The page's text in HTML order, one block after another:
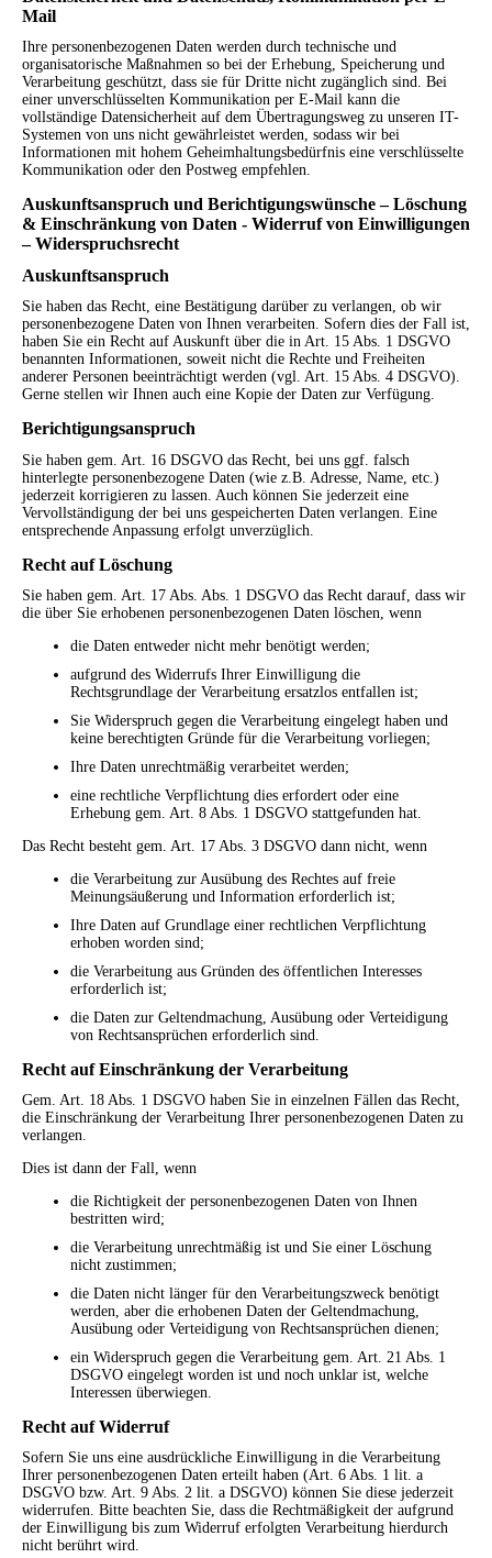
Mail
Ihre personenbezogenen Daten werden durch technische und
organisatorische Maßnahmen so bei der Erhebung, Speicherung und
Verarbeitung geschützt, dass sie für Dritte nicht zugänglich sind. Bei
einer unverschlüsselten Kommunikation per E-Mail kann die
vollständige Datensicherheit auf dem Übertragungsweg zu unseren IT-
Systemen von uns nicht gewährleistet werden, sodass wir bei
Informationen mit hohem Geheimhaltungsbedürfnis eine verschlüsselte
Kommunikation oder den Postweg empfehlen.
Auskunftsanspruch und Berichtigungswünsche – Löschung
& Einschränkung von Daten - Widerruf von Einwilligungen
– Widerspruchsrecht
Auskunftsanspruch
Sie haben das Recht, eine Bestätigung darüber zu verlangen, ob wir
personenbezogene Daten von Ihnen verarbeiten. Sofern dies der Fall ist,
haben Sie ein Recht auf Auskunft über die in Art. 15 Abs. 1 DSGVO
benannten Informationen, soweit nicht die Rechte und Freiheiten
anderer Personen beeinträchtigt werden (vgl. Art. 15 Abs. 4 DSGVO).
Gerne stellen wir Ihnen auch eine Kopie der Daten zur Verfügung.
Berichtigungsanspruch
Sie haben gem. Art. 16 DSGVO das Recht, bei uns ggf. falsch
hinterlegte personenbezogene Daten (wie z.B. Adresse, Name, etc.)
jederzeit korrigieren zu lassen. Auch können Sie jederzeit eine
Vervollständigung der bei uns gespeicherten Daten verlangen. Eine
entsprechende Anpassung erfolgt unverzüglich.
Recht auf Löschung
Sie haben gem. Art. 17 Abs. Abs. 1 DSGVO das Recht darauf, dass wir
die über Sie erhobenen personenbezogenen Daten löschen, wenn
die Daten entweder nicht mehr benötigt werden;
aufgrund des Widerrufs Ihrer Einwilligung die
Rechtsgrundlage der Verarbeitung ersatzlos entfallen ist;
Sie Widerspruch gegen die Verarbeitung eingelegt haben und
keine berechtigten Gründe für die Verarbeitung vorliegen;
Ihre Daten unrechtmäßig verarbeitet werden;
eine rechtliche Verpflichtung dies erfordert oder eine
Erhebung gem. Art. 8 Abs. 1 DSGVO stattgefunden hat.
Das Recht besteht gem. Art. 17 Abs. 3 DSGVO dann nicht, wenn
die Verarbeitung zur Ausübung des Rechtes auf freie
Meinungsäußerung und Information erforderlich ist;
Ihre Daten auf Grundlage einer rechtlichen Verpflichtung
erhoben worden sind;
die Verarbeitung aus Gründen des öffentlichen Interesses
erforderlich ist;
die Daten zur Geltendmachung, Ausübung oder Verteidigung
von Rechtsansprüchen erforderlich sind.
Recht auf Einschränkung der Verarbeitung
Gem. Art. 18 Abs. 1 DSGVO haben Sie in einzelnen Fällen das Recht,
die Einschränkung der Verarbeitung Ihrer personenbezogenen Daten zu
verlangen.
Dies ist dann der Fall, wenn
die Richtigkeit der personenbezogenen Daten von Ihnen
bestritten wird;
die Verarbeitung unrechtmäßig ist und Sie einer Löschung
nicht zustimmen;
die Daten nicht länger für den Verarbeitungszweck benötigt
werden, aber die erhobenen Daten der Geltendmachung,
Ausübung oder Verteidigung von Rechtsansprüchen dienen;
ein Widerspruch gegen die Verarbeitung gem. Art. 21 Abs. 1
DSGVO eingelegt worden ist und noch unklar ist, welche
Interessen überwiegen.
Recht auf Widerruf
Sofern Sie uns eine ausdrückliche Einwilligung in die Verarbeitung
Ihrer personenbezogenen Daten erteilt haben (Art. 6 Abs. 1 lit. a
DSGVO bzw. Art. 9 Abs. 2 lit. a DSGVO) können Sie diese jederzeit
widerrufen. Bitte beachten Sie, dass die Rechtmäßigkeit der aufgrund
der Einwilligung bis zum Widerruf erfolgten Verarbeitung hierdurch
nicht berührt wird.